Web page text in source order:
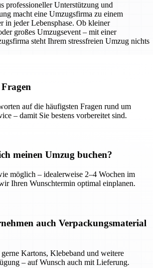
professioneller Unterstützung und
macht eine Umzugsfirma zu einem
in jeder Lebensphase. Ob kleiner
großes Umzugsevent – mit einer
steht Ihrem stressfreien Umzug nichts
auf die häufigsten Fragen rund um
– damit Sie bestens vorbereitet sind.
meinen Umzug buchen?
möglich – idealerweise 2–4 Wochen im
Ihren Wunschtermin optimal einplanen.
auch Verpackungsmaterial
Kartons, Klebeband und weitere
– auf Wunsch auch mit Lieferung.